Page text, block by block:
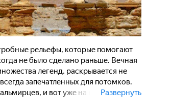
рельефы, которые помогают
не было сделано раньше. Вечная
легенд, раскрывается не
запечатленных для потомков.
и вот уже на наших глазах
Развернуть